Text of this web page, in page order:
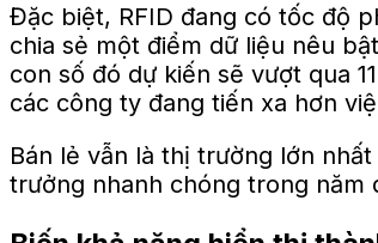
Đặc biệt, RFID đang có tốc độ
chia sẻ một điểm dữ liệu nêu
con số đó dự kiến ​​sẽ vượt qua
các công ty đang tiến xa hơn
Bán lẻ vẫn là thị trường lớn
trưởng nhanh chóng trong năm